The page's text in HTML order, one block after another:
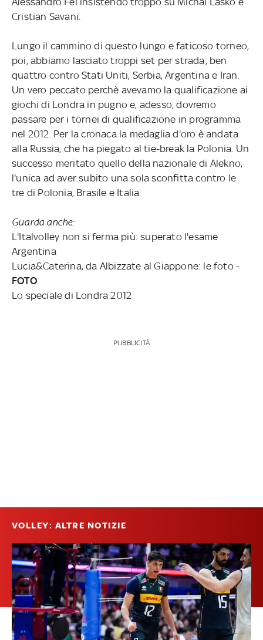
Cristian Savani.
Lungo il cammino di questo lungo e faticoso torneo,
poi, abbiamo lasciato troppi set per strada; ben
quattro contro Stati Uniti, Serbia, Argentina e Iran.
Un vero peccato perchè avevamo la qualificazione ai
giochi di Londra in pugno e, adesso, dovremo
passare per i tornei di qualificazione in programma
nel 2012. Per la cronaca la medaglia d'oro è andata
alla Russia, che ha piegato al tie-break la Polonia. Un
successo meritato quello della nazionale di Alekno,
l'unica ad aver subito una sola sconfitta contro le
tre di Polonia, Brasile e Italia.
Guarda anche:
L'Italvolley non si ferma più: superato l'esame
Argentina
Lucia&Caterina, da Albizzate al Giappone: le foto -
FOTO
Lo speciale di Londra 2012
PUBBLICITÀ
VOLLEY: ALTRE NOTIZIE